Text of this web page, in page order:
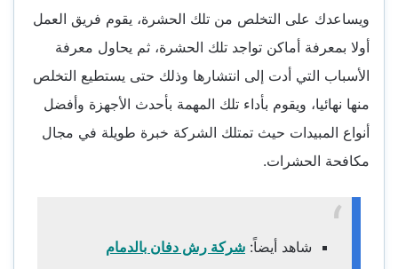
ويساعدك على التخلص من تلك الحشرة، يقوم فريق العمل
أولا بمعرفة أماكن تواجد تلك الحشرة، ثم يحاول معرفة
الأسباب التي أدت إلى انتشارها وذلك حتى يستطيع التخلص
منها نهائيا، ويقوم بأداء تلك المهمة بأحدث الأجهزة وأفضل
أنواع المبيدات حيث تمتلك الشركة خبرة طويلة في مجال
مكافحة الحشرات.
شاهد أيضاً: شركة رش دفان بالدمام